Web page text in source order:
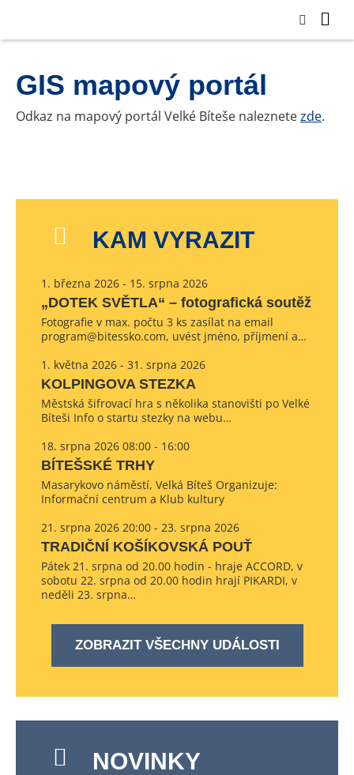
GIS mapový portál
Odkaz na mapový portál Velké Bíteše naleznetezde.
KAM VYRAZIT
1. března 2026 - 15. srpna 2026
„DOTEK SVĚTLA“ – fotografická soutěž
Fotografie v max. počtu 3 ks zasílat na email
program@bitessko.com, uvést jméno, příjmení a…
1. května 2026 - 31. srpna 2026
KOLPINGOVA STEZKA
Městská šifrovací hra s několika stanovišti po Velké
Bíteši Info o startu stezky na webu…
18. srpna 2026 08:00 - 16:00
BÍTEŠSKÉ TRHY
Masarykovo náměstí, Velká Bíteš Organizuje:
Informační centrum a Klub kultury
21. srpna 2026 20:00 - 23. srpna 2026
TRADIČNÍ KOŠÍKOVSKÁ POUŤ
Pátek 21. srpna od 20.00 hodin - hraje ACCORD, v
sobotu 22. srpna od 20.00 hodin hrají PIKARDI, v
neděli 23. srpna…
ZOBRAZIT VŠECHNY UDÁLOSTI
NOVINKY